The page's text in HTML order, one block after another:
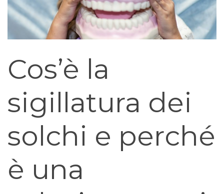
Cos’è la
sigillatura dei
solchi e perché
è una